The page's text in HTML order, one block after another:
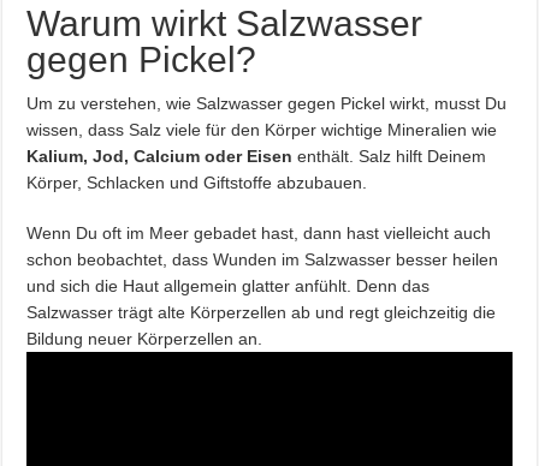
Warum wirkt Salzwasser
gegen Pickel?
Um zu verstehen, wie Salzwasser gegen Pickel wirkt, musst Du
wissen, dass Salz viele für den Körper wichtige Mineralien wie
Kalium, Jod, Calcium oder Eisen enthält. Salz hilft Deinem
Körper, Schlacken und Giftstoffe abzubauen.
Wenn Du oft im Meer gebadet hast, dann hast vielleicht auch
schon beobachtet, dass Wunden im Salzwasser besser heilen
und sich die Haut allgemein glatter anfühlt. Denn das
Salzwasser trägt alte Körperzellen ab und regt gleichzeitig die
Bildung neuer Körperzellen an.